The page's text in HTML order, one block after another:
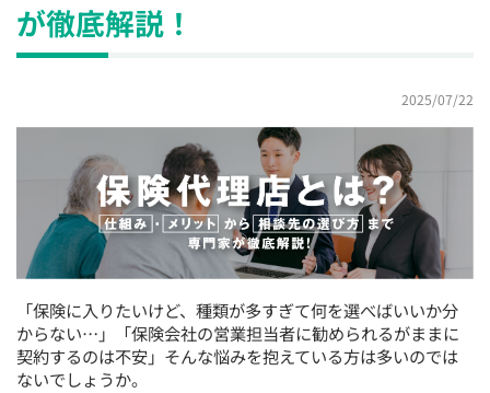
が徹底解説！
2025/07/22
「保険に入りたいけど、種類が多すぎて何を選べばいいか分
からない…」「保険会社の営業担当者に勧められるがままに
契約するのは不安」そんな悩みを抱えている方は多いのでは
ないでしょうか。